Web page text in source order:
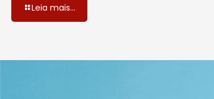
Leia mais...